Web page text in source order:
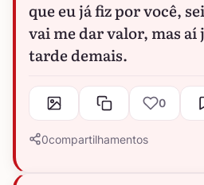
que eu já fiz por você,
vai me dar valor, mas aí
tarde demais.
0
0compartilhamentos